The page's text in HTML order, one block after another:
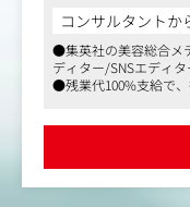
キャンペーン、
策の立案・実行
したプロジェク
）』よりWebエ